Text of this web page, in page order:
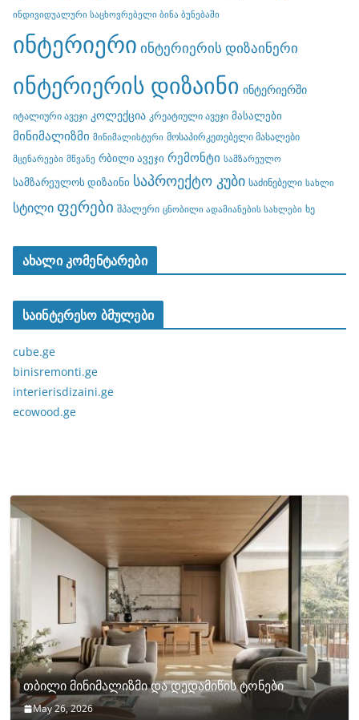
ინდივიდუალური საცხოვრებელი ბინა ბუნებაში
ინტერიერი ინტერიერის დიზაინერი
ინტერიერის დიზაინი ინტერიერში
იტალიური ავეჯი კოლექცია კრეატიული ავეჯი მასალები
მინიმალიზმი მინიმალისტური მოსაპირკეთებელი მასალები
მცენარეები მწვანე რბილი ავეჯი რემონტი სამზარეულო
სამზარეულოს დიზაინი საპროექტო კუბი საძინებელი სახლი
სტილი ფერები შპალერი ცნობილი ადამიანების სახლები ხე
ახალი კომენტარები
საინტერესო ბმულები
cube.ge
binisremonti.ge
interierisdizaini.ge
ecowood.ge
თბილი მინიმალიზმი და დედამიწის ტონები
May 26, 2026